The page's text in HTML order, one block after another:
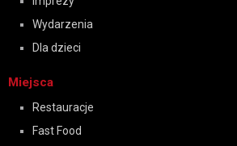
Wydarzenia
Dla dzieci
Miejsca
Restauracje
Fast Food